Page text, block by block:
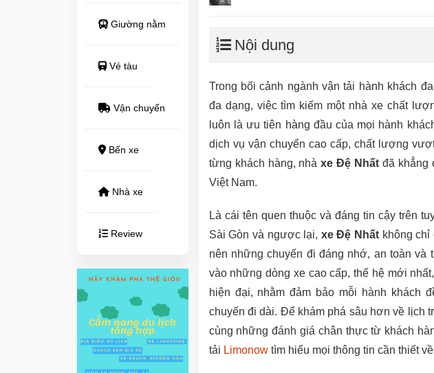
Giường nằm
Vé tàu
Vận chuyển
Bến xe
Nhà xe
Review
Nội dung
Trong bối cảnh ngành vận tải hành khách
đa dạng, việc tìm kiếm một nhà xe chất
luôn là ưu tiên hàng đầu của mọi hành
dịch vụ vận chuyển cao cấp, chất lượng
từng khách hàng, nhàxe Đệ Nhất đã khẳng
Việt Nam.
Là cái tên quen thuộc và đáng tin cậy trên
Sài Gòn và ngược lại, xe Đệ Nhất không
nên những chuyến đi đáng nhớ, an toàn
vào những dòng xe cao cấp, thế hệ mới
hiện đại, nhằm đảm bảo mỗi hành khách
chuyến đi dài. Để khám phá sâu hơn về lịch
cùng những đánh giá chân thực từ khách
tải Limonowtìm hiểu mọi thông tin cần thiết